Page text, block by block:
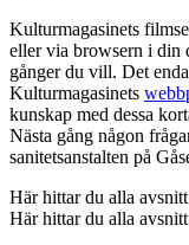
Kulturmagasinets
eller via browsern i din
gånger du vill. Det
Kulturmagasinets
kunskap med dessa
Nästa gång någon
sanitetsanstalten på
Här hittar du alla
Här hittar du alla